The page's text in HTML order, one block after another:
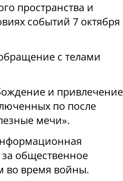
пространства и
событий 7 октября
с телами
и привлечение
по после
мечи».
общественное
во время войны.